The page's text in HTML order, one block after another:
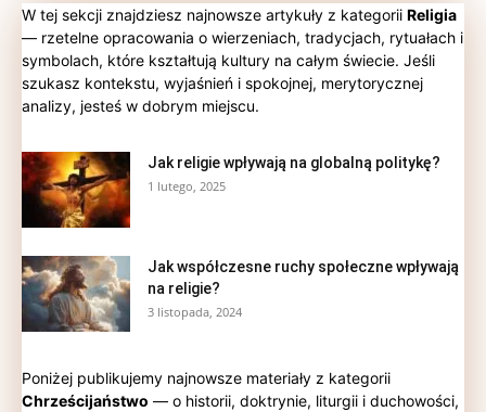
W tej sekcji znajdziesz najnowsze artykuły z kategorii Religia
— rzetelne opracowania o wierzeniach, tradycjach, rytuałach i
symbolach, które kształtują kultury na całym świecie. Jeśli
szukasz kontekstu, wyjaśnień i spokojnej, merytorycznej
analizy, jesteś w dobrym miejscu.
Jak religie wpływają na globalną politykę?
1 lutego, 2025
Jak współczesne ruchy społeczne wpływają
na religie?
3 listopada, 2024
Poniżej publikujemy najnowsze materiały z kategorii
Chrześcijaństwo — o historii, doktrynie, liturgii i duchowości,